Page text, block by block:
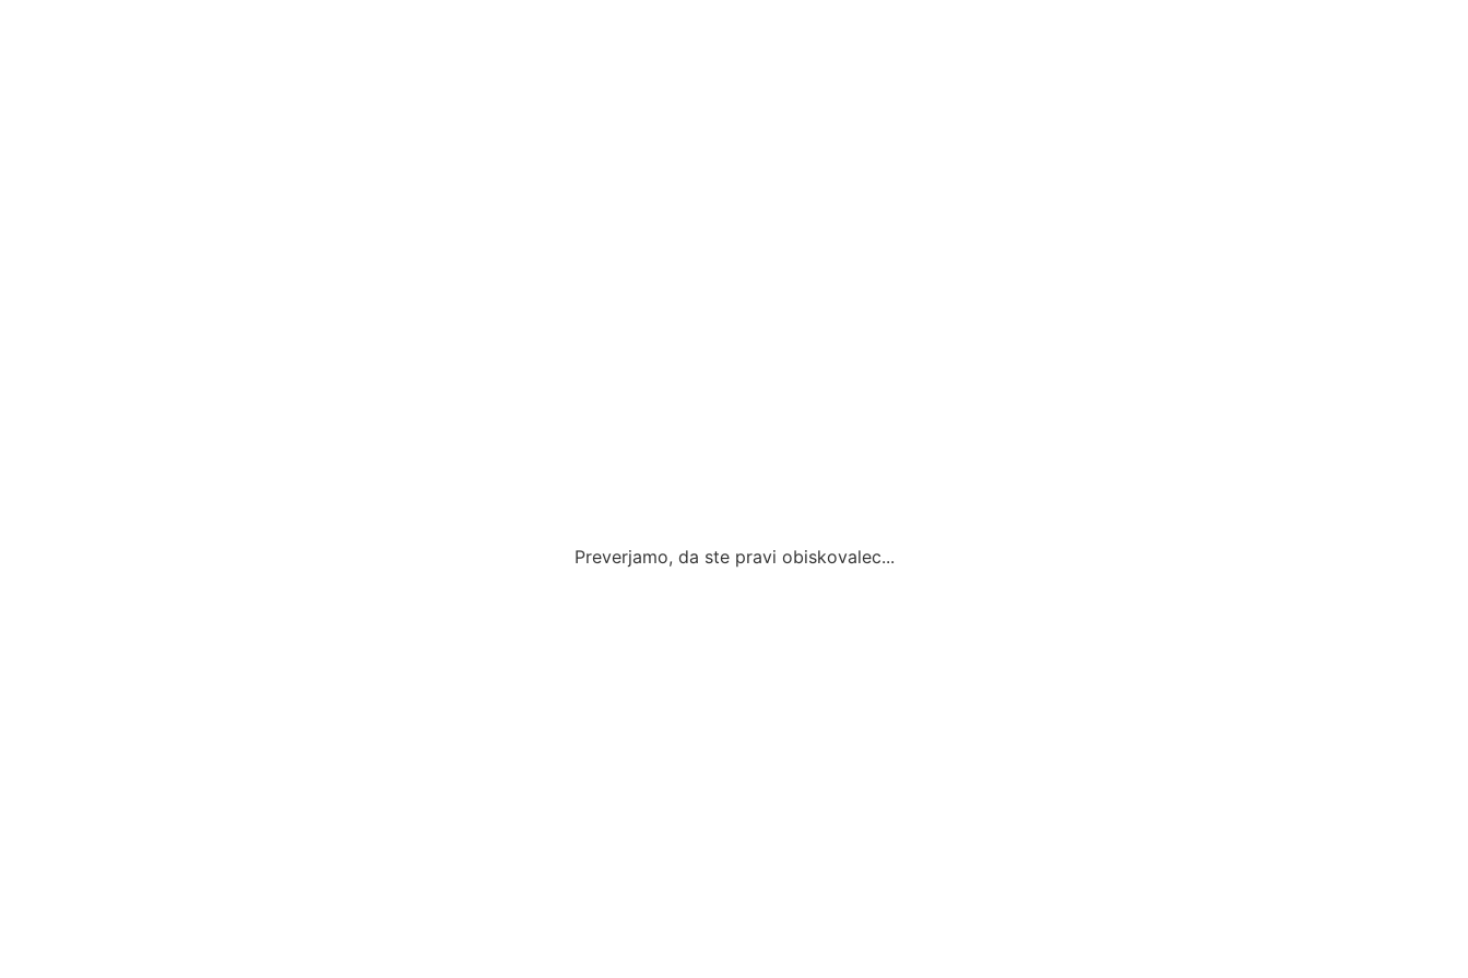
Preverjamo, da ste pravi obiskovalec...